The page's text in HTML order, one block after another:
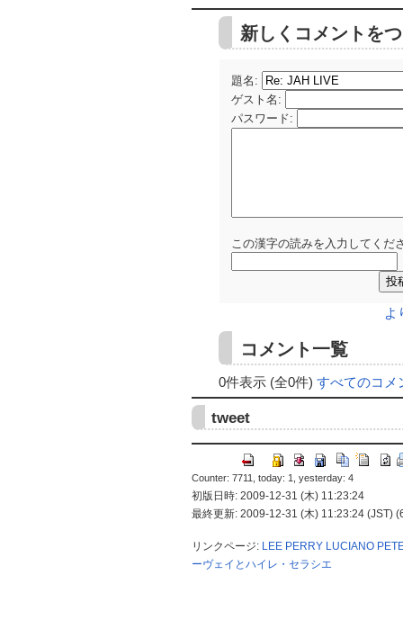
新しくコメントを
題名:
ゲスト名 :
パスワード:
この漢字の読みを入力してくだ
よ
コメント一覧
0件表示 (全0件) すべてのコメ
tweet
Counter: 7711, today: 1, yesterday: 4
初版日時: 2009-12-31 (木) 11:23:24
最終更新: 2009-12-31 (木) 11:23:24 (JST)
リンクページ: LEE PERRY LUCIANO
ーヴェイとハイレ・セラシエ